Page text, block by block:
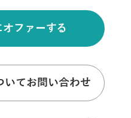
ファーする
いてお問い合わせ